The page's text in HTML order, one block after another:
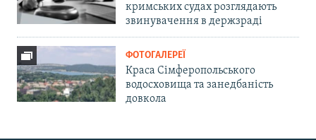
кримських судах розглядають
звинувачення в держзраді
ФОТОГАЛЕРЕЇ
Краса Сімферопольського
водосховища та занедбаність
довкола